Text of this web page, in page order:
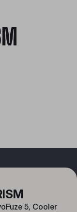
5, Cooler